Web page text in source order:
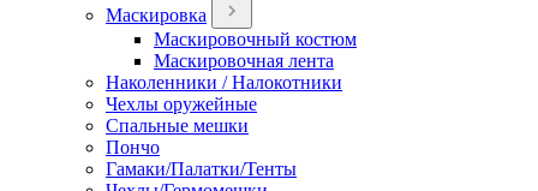
Маскировка
Маскировочный костюм
Маскировочная лента
Наколенники / Налокотники
Чехлы оружейные
Спальные мешки
Пончо
Гамаки/Палатки/Тенты